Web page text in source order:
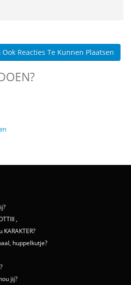
Reacties Te Kunnen Plaatsen
,
huppelkutje?
jij?